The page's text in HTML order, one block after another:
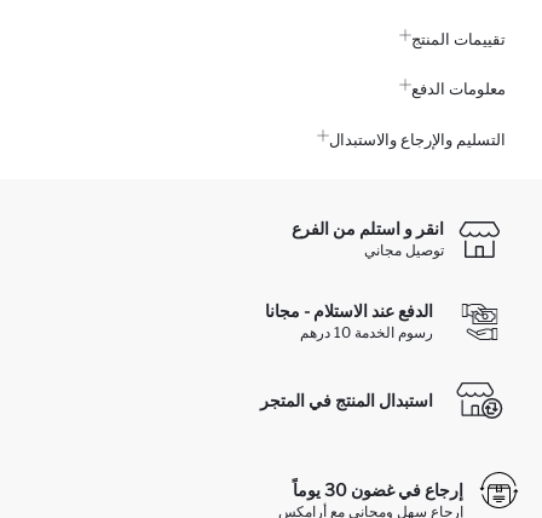
تقييمات المنتج
معلومات الدفع
التسليم والإرجاع والاستبدال
انقر و استلم من الفرع
توصيل مجاني
الدفع عند الاستلام - مجانا
رسوم الخدمة 10 درهم
استبدال المنتج في المتجر
إرجاع في غضون 30 يوماً
إرجاع سهل ومجاني مع أرامكس